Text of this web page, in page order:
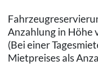
Anzahlung in Höhe
(Bei einer
Mietpreises als